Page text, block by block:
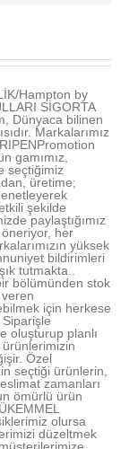
Hampton by
SİGORTA
Dünyaca bilinen
Markalarımız
gamımız,
seçtiğimiz
üretime;
şekilde
paylaştığımız
her
yüksek
bildirimleri
tutmakta..
bölümünden stok
için herkese
oluşturup planlı
Özel
seçtiği ürünlerin,
zamanları
ömürlü ürün
olursa
düzeltmek